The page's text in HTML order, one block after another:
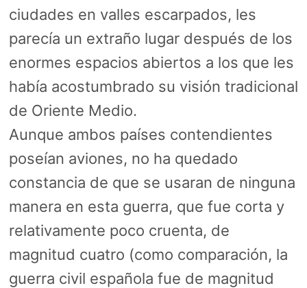
ciudades en valles escarpados, les
parecía un extraño lugar después de los
enormes espacios abiertos a los que les
había acostumbrado su visión tradicional
de Oriente Medio.
Aunque ambos países contendientes
poseían aviones, no ha quedado
constancia de que se usaran de ninguna
manera en esta guerra, que fue corta y
relativamente poco cruenta, de
magnitud cuatro (como comparación, la
guerra civil española fue de magnitud